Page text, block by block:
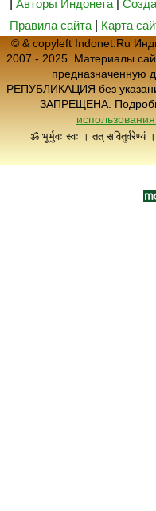
|Авторы Индонета|
Правила сайта
Карта
© & copyleft Indonet.Ru
2007 - 2025. Материалы
предназначенную
РЕПУБЛИКАЦИЯ без
ЗАПРЕЩЕНА.
ॐ भूर्भुवः स्वः । तत् सवितुर्वरेण्यं